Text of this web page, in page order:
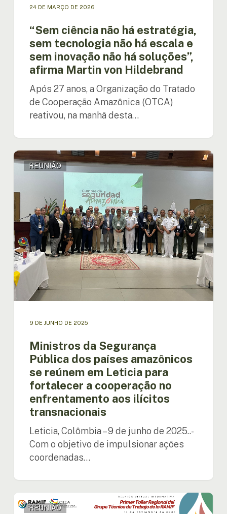
Martin
Hildebrand
24 DE MARÇO DE 2026
“Sem ciência não há estratégia,
sem tecnologia não há escala e
sem inovação não há soluções”,
afirma Martin von Hildebrand
Após 27 anos, a Organização do Tratado
de Cooperação Amazônica (OTCA)
reativou, na manhã desta…
Ministros
da
dos
países
amazônicos
se
reúnem
em
Leticia
para
fortalecer
a
ilícitos
transnacionais
REUNIÃO
9 DE JUNHO DE 2025
Ministros da Segurança
Pública dos países amazônicos
se reúnem em Leticia para
fortalecer a cooperação no
enfrentamento aos ilícitos
transnacionais
Leticia, Colômbia – 9 de junho de 2025..-
Com o objetivo de impulsionar ações
coordenadas…
A
OTCAREUNIÃO